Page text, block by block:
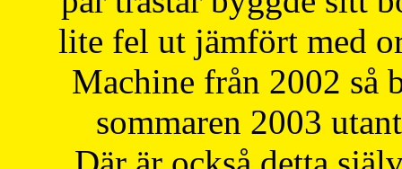
lite fel ut jämfört med
Machine från 2002 så
sommaren 2003